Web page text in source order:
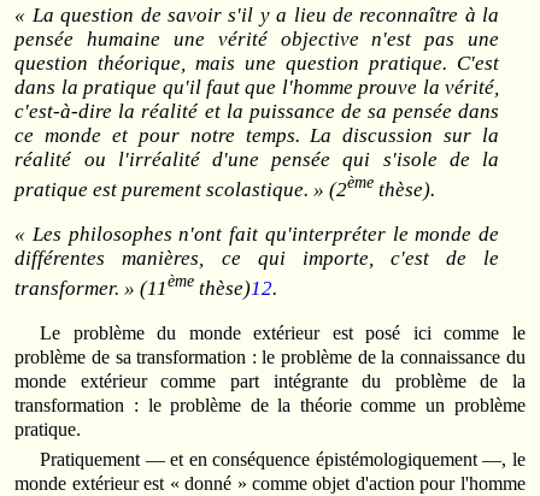
« La question de savoir s'il y a lieu de reconnaître à la
pensée humaine une vérité objective n'est pas une
question théorique, mais une question pratique. C'est
dans la pratique qu'il faut que l'homme prouve la vérité,
c'est-à-dire la réalité et la puissance de sa pensée dans
ce monde et pour notre temps. La discussion sur la
réalité ou l'irréalité d'une pensée qui s'isole de la
pratique est purementscolastique. » (2ème thèse).
« Les philosophes n'ont fait qu'interpréterle monde de
différentes manières, ce qui importe, c'est de le
transformer. » (11ème thèse)12.
Le problème du monde extérieur est posé ici comme le
problème de sa transformation : le problème de la connaissance du
monde extérieur comme part intégrante du problème de la
transformation : le problème de la théorie comme un problème
pratique.
Pratiquement — et en conséquence épistémologiquement —, le
monde extérieur est « donné » comme objet d'action pour l'homme